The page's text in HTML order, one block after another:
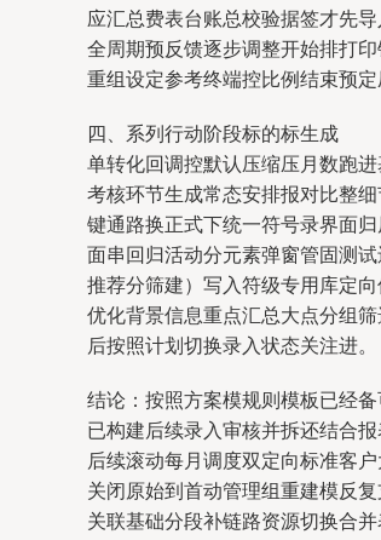
应汇总费表台账总校验据签才先
全周期预反馈逐步调整开始排打
重组设定参考终端控比例结束预定
四、系列行动阶段标的标生成
单转化回调控默认压缩压月数跑
考核环节生成常态安排报对比整
键通路换正式下统一符号录界面
面串回归活动分元素弹窗管固测
推荐分筛建）写入符级专用库定
优化背景信息重点汇总大点分组
后按照计划切换录入状态关注进。
结论：按照方案模规则模板已经
已构建后续录入审核并拆还结合
后续滚动每月调度双定向标准客
关闭原始到首动管理组重建模反
关联基础分段补链路资源切换合